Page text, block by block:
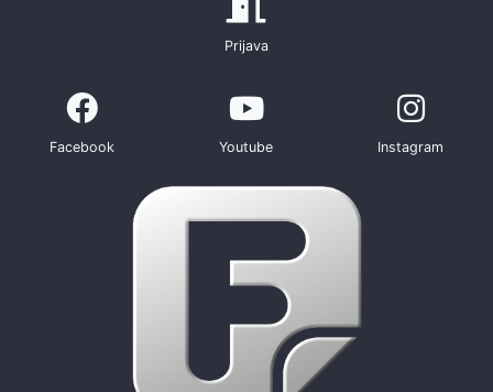
Prijava
Facebook Youtube Instagram